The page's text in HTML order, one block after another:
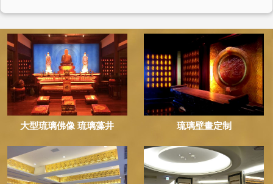
大型琉璃佛像 琉璃藻井 琉璃壁畫定制